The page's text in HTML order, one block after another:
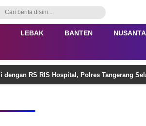
LEBAK BANTEN
dengan RS RIS Hospital, Polres Tangerang